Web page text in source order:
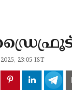
23:05 IST